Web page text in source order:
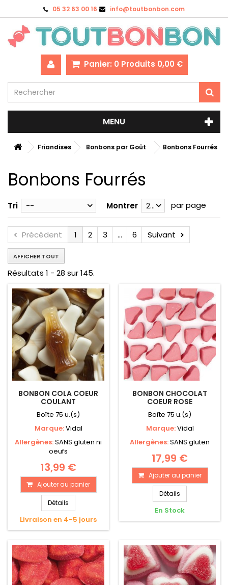
05 32 63 00 16 info@toutbonbon.com
Panier: 0 Produits 0,00 €
MENU
Friandises Bonbons par Goût Bonbons Fourrés
Bonbons Fourrés
Tri -- Montrer 28 par page
Précédent 1 2 3 ... 6 Suivant
AFFICHER TOUT
Résultats 1 - 28 sur 145.
BONBON COLA COEUR
COULANT
Boîte 75 u.(s)
Marque:Vidal
Allergènes:SANS gluten ni
oeufs
13,99 €
Ajouter au panier
Détails
Livraison en 4-5 jours
BONBON CHOCOLAT
COEUR ROSE
Boîte 75 u.(s)
Marque:Vidal
Allergènes:SANS gluten
17,99 €
Ajouter au panier
Détails
En Stock